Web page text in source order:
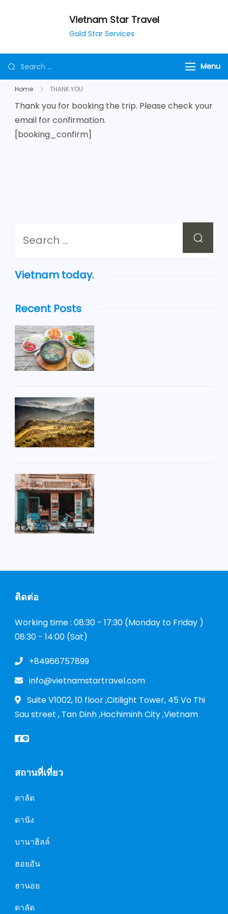
Vietnam Star Travel
Gold Star Services
Menu
Home THANK YOU
Thank you for booking the trip. Please check your
email for confirmation.
[booking_confirm]
Vietnam today.
Recent Posts
ติดต่อ
Working time : 08:30 - 17:30 (Monday to Friday )
08:30 - 14:00 (Sat)
+84966757899
info@vietnamstartravel.com
Suite V1002, 10 floor ,Citilight Tower, 45 Vo Thi
Sau street , Tan Dinh ,Hochiminh City ,Vietnam
สถานที่เที่ยว
ดาลัด
ดานัง
บานาฮิลล์
ฮอยอัน
ฮานอย
ดาลัด